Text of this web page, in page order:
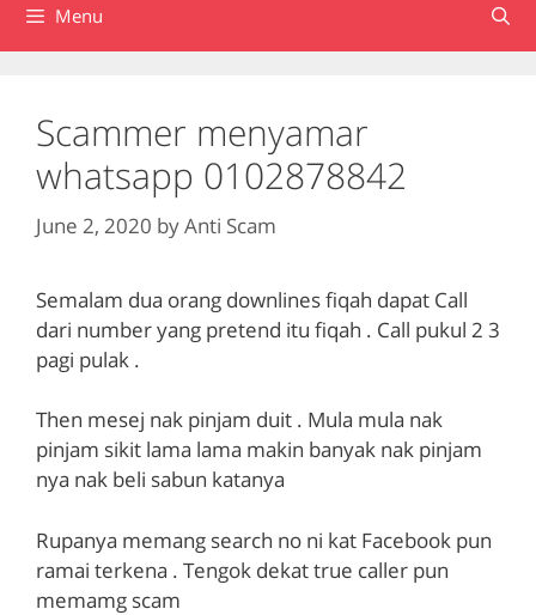
Menu
Scammer menyamar
whatsapp 0102878842
June 2, 2020 byAnti Scam
Semalam dua orang downlines fiqah dapat Call
dari number yang pretend itu fiqah . Call pukul 2 3
pagi pulak .
Then mesej nak pinjam duit . Mula mula nak
pinjam sikit lama lama makin banyak nak pinjam
nya nak beli sabun katanya
Rupanya memang search no ni kat Facebook pun
ramai terkena . Tengok dekat true caller pun
memamg scam